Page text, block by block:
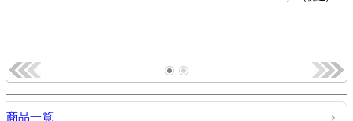
商品一覧